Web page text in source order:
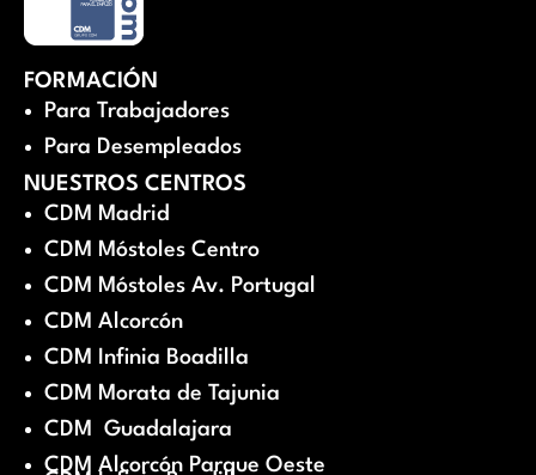
FORMACIÓN
Para Trabajadores
Para Desempleados
NUESTROS CENTROS
CDM Madrid
CDM Móstoles Centro
CDM Móstoles Av. Portugal
CDM Alcorcón
CDM Infinia Boadilla
CDM Morata de Tajunia
CDM Guadalajara
CDM Alcorcón Parque Oeste